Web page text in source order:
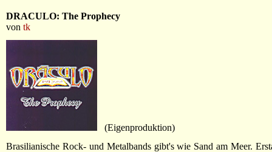
DRACULO: The Prophecy
von tk
(Eigenproduktion)
Brasilianische Rock- und Metalbands gibt's wie Sand am Meer.